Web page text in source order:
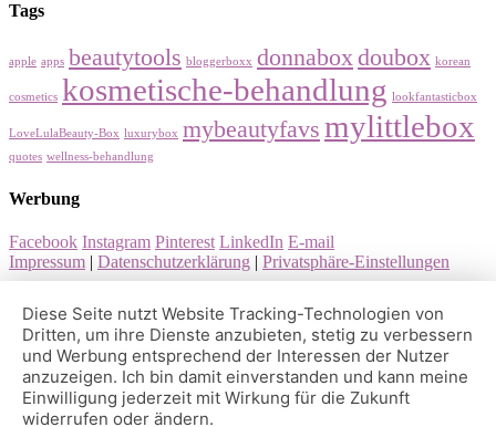
Tags
apple apps beautytools bloggerboxx donnaboxdoubox korean
cosmetics kosmetische-behandlung lookfantasticbox
LoveLulaBeauty-Box luxurybox mybeautyfavs mylittlebox
quotes wellness-behandlung
Werbung
Facebook Instagram Pinterest LinkedIn E-mail
Impressum | Datenschutzerklärung | Privatsphäre-Einstellungen
Diese Seite nutzt Website Tracking-Technologien von
Dritten, um ihre Dienste anzubieten, stetig zu verbessern
und Werbung entsprechend der Interessen der Nutzer
anzuzeigen. Ich bin damit einverstanden und kann meine
Einwilligung jederzeit mit Wirkung für die Zukunft
widerrufen oder ändern.